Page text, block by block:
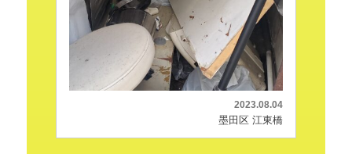
2023.08.04
墨田区 江東橋